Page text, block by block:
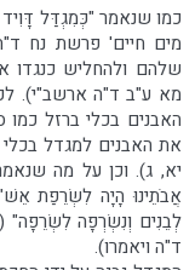
כמו שנאמר "כְּמִגְדַּל
מים חיים' פרשת נח
שלהם ולהחליש
מא ע"ב ד"ה ארשב"י).
האבנים בכלי ברזל כמו
את האבנים למגדל
יא, ג). וכן על מה
אֲבֹתֵינוּ הָיָה לִשְׂרֵפַת
לְבֵנִים וְנִשְׂרְפָה לִשְׂרֵפָה"
ד"ה ויאמרו).